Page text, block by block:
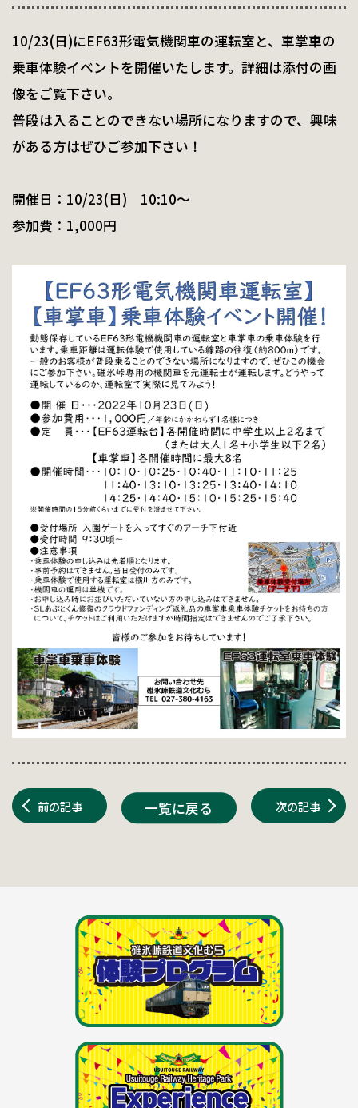
10/23(日)にEF63形電気機関車の運転室と、車掌車の
乗車体験イベントを開催いたします。詳細は添付の画
像をご覧下さい。
普段は入ることのできない場所になりますので、興味
がある方はぜひご参加下さい！
開催日：10/23(日) 10:10～
参加費：1,000円
前の記事 次の記事
一覧に戻る